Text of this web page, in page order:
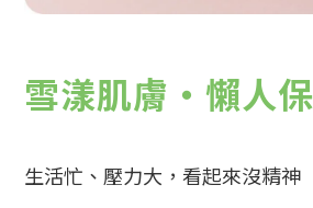
雪漾肌膚・懶人
生活忙、壓力大，看起來沒精神